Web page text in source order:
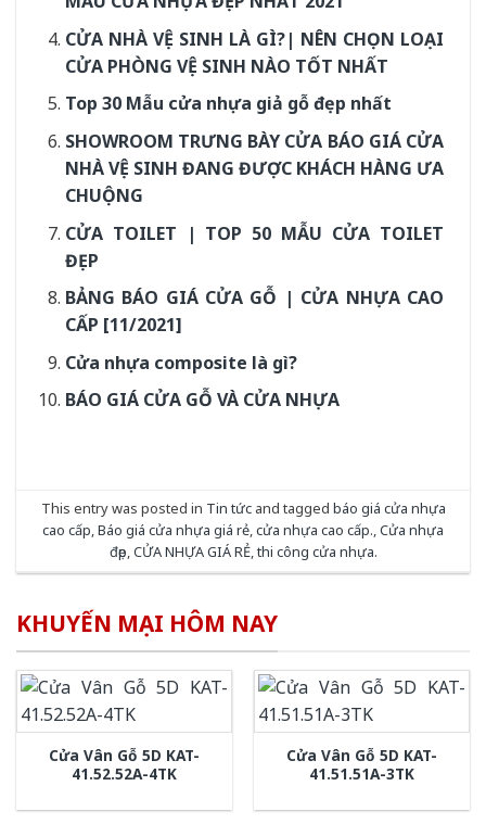
CỬA NHÀ VỆ SINH LÀ GÌ?| NÊN CHỌN LOẠI
CỬA PHÒNG VỆ SINH NÀO TỐT NHẤT
Top 30 Mẫu cửa nhựa giả gỗ đẹp nhất
SHOWROOM TRƯNG BÀY CỬA BÁO GIÁ CỬA
NHÀ VỆ SINH ĐANG ĐƯỢC KHÁCH HÀNG ƯA
CHUỘNG
CỬA TOILET | TOP 50 MẪU CỬA TOILET
ĐẸP
BẢNG BÁO GIÁ CỬA GỖ | CỬA NHỰA CAO
CẤP [11/2021]
Cửa nhựa composite là gì?
BÁO GIÁ CỬA GỖ VÀ CỬA NHỰA
This entry was posted in Tin tứcand tagged báo giá cửa nhựa
cao cấp,Báo giá cửa nhựa giá rẻ,cửa nhựa cao cấp.,Cửa nhựa
đẹp,CỬA NHỰA GIÁ RẺ,thi công cửa nhựa.
KHUYẾN MẠI HÔM NAY
Cửa Vân Gỗ 5D KAT-
41.52.52A-4TK
Cửa Vân Gỗ 5D KAT-
41.51.51A-3TK